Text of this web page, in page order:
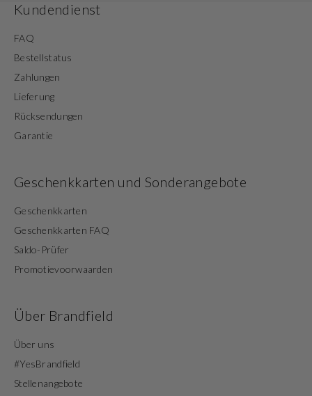
Kundendienst
FAQ
Bestellstatus
Zahlungen
Lieferung
Rücksendungen
Garantie
Geschenkkarten und Sonderangebote
Geschenkkarten
Geschenkkarten FAQ
Saldo-Prüfer
Promotievoorwaarden
Über Brandfield
Über uns
#YesBrandfield
Stellenangebote